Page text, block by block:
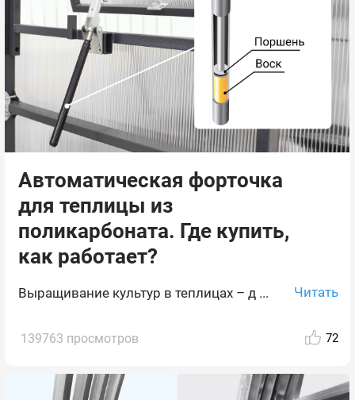
Автоматическая форточка
для теплицы из
поликарбоната. Где купить,
как работает?
Выращивание культур в теплицах – д ... Читать
139763 просмотров 72